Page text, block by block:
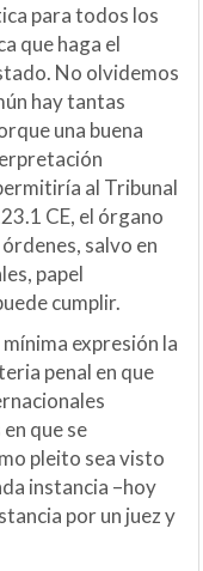
para todos los
que haga el
No olvidemos
hay tantas
una buena
al Tribunal
CE, el órgano
salvo en
papel
cumplir.
expresión la
penal en que
que se
pleito sea visto
instancia –hoy
por un juez y